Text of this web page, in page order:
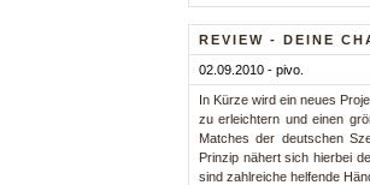
REVIEW - DEINE
02.09.2010 - pivo.
In Kürze wird ein neues
zu erleichtern und einen
Matches der deutschen
Prinzip nähert sich hierbei
sind zahlreiche helfende